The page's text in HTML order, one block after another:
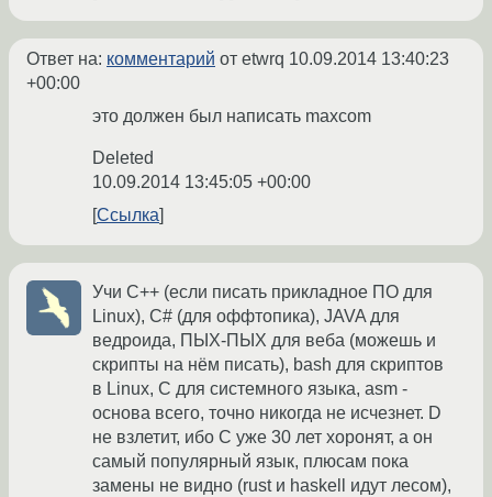
Ответ на: комментарий от etwrq 10.09.2014 13:40:23
+00:00
это должен был написать maxcom
Deleted
10.09.2014 13:45:05 +00:00
Ссылка
Учи C++ (если писать прикладное ПО для
Linux), C# (для оффтопика), JAVA для
ведроида, ПЫХ-ПЫХ для веба (можешь и
скрипты на нём писать), bash для скриптов
в Linux, C для системного языка, asm -
основа всего, точно никогда не исчезнет. D
не взлетит, ибо C уже 30 лет хоронят, а он
самый популярный язык, плюсам пока
замены не видно (rust и haskell идут лесом),